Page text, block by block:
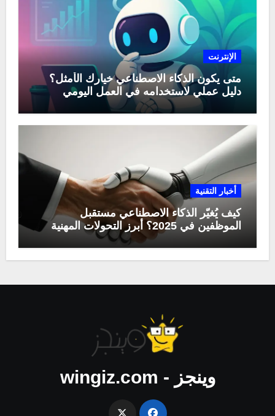
الإنترنت
متى يكون الذكاء الاصطناعي خيارك الأمثل؟
دليل عملي لاستخدامه في العمل اليومي
أخبار التقنية
كيف يُغيّر الذكاء الاصطناعي مستقبل
الموظفين في 2025؟ أبرز التحولات المهنية
وينجز - wingiz.com